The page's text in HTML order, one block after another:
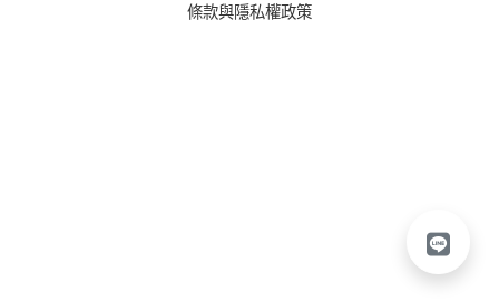
條款與隱私權政策